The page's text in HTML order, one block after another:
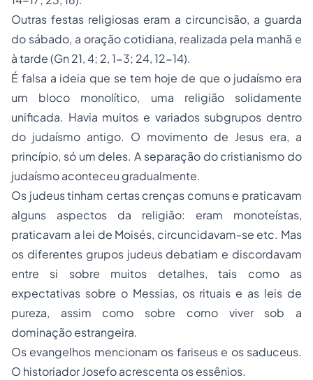
Outras festas religiosas eram a circuncisão, a guarda
do sábado, a oração cotidiana, realizada pela manhã e
à tarde (Gn 21, 4; 2, 1-3; 24, 12-14).
É falsa a ideia que se tem hoje de que o judaísmo era
um bloco monolítico, uma religião solidamente
unificada. Havia muitos e variados subgrupos dentro
do judaísmo antigo. O movimento de Jesus era, a
princípio, só um deles. A separação do cristianismo do
judaísmo aconteceu gradualmente.
Os judeus tinham certas crenças comuns e praticavam
alguns aspectos da religião: eram monoteístas,
praticavam a lei de Moisés, circuncidavam-se etc. Mas
os diferentes grupos judeus debatiam e discordavam
entre si sobre muitos detalhes, tais como as
expectativas sobre o Messias, os rituais e as leis de
pureza, assim como sobre como viver sob a
dominação estrangeira.
Os evangelhos mencionam os fariseus e os saduceus.
O historiador Josefo acrescenta os essênios.